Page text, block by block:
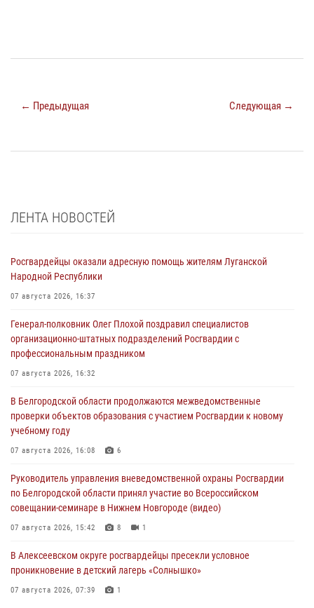
← Предыдущая Следующая →
ЛЕНТА НОВОСТЕЙ
Росгвардейцы оказали адресную помощь жителям Луганской
Народной Республики
07 августа 2026, 16:37
Генерал-полковник Олег Плохой поздравил специалистов
организационно-штатных подразделений Росгвардии с
профессиональным праздником
07 августа 2026, 16:32
В Белгородской области продолжаются межведомственные
проверки объектов образования с участием Росгвардии к новому
учебному году
07 августа 2026, 16:08 6
Руководитель управления вневедомственной охраны Росгвардии
по Белгородской области принял участие во Всероссийском
совещании-семинаре в Нижнем Новгороде (видео)
07 августа 2026, 15:42 8 1
В Алексеевском округе росгвардейцы пресекли условное
проникновение в детский лагерь «Солнышко»
07 августа 2026, 07:39 1